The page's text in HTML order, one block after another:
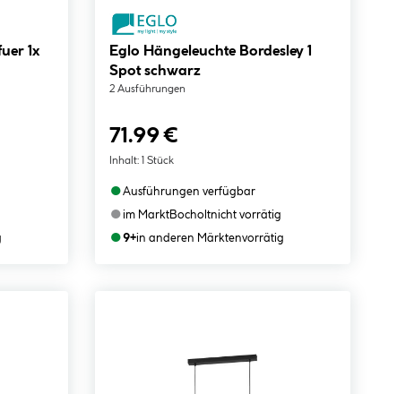
1x
Eglo Hängeleuchte Bordesley 1
Spot schwarz
2 Ausführungen
71.99 €
Inhalt: 1 Stück
●Ausführungen verfügbar
●im MarktBocholtnicht vorrätig
●9+in anderen Märktenvorrätig